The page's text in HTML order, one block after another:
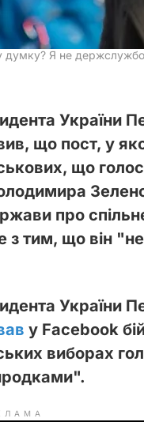
Я не
України
що пост, у
що
про
з тим, що він
України
у Facebook
виборах